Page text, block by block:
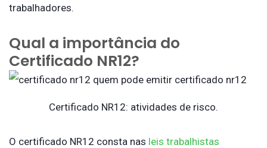
trabalhadores.
Qual a importância do
Certificado NR12?
Certificado NR12: atividades de risco.
O certificado NR12 consta nas leis trabalhistas